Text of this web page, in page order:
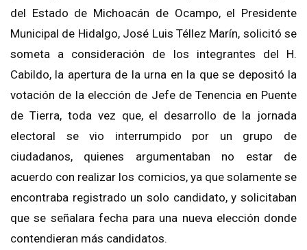
del Estado de Michoacán de Ocampo, el Presidente
Municipal de Hidalgo, José Luis Téllez Marín, solicitó se
someta a consideración de los integrantes del H.
Cabildo, la apertura de la urna en la que se depositó la
votación de la elección de Jefe de Tenencia en Puente
de Tierra, toda vez que, el desarrollo de la jornada
electoral se vio interrumpido por un grupo de
ciudadanos, quienes argumentaban no estar de
acuerdo con realizar los comicios, ya que solamente se
encontraba registrado un solo candidato, y solicitaban
que se señalara fecha para una nueva elección donde
contendieran más candidatos.